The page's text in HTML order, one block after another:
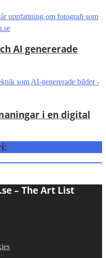
AI genererade
i en digital
– The Art List